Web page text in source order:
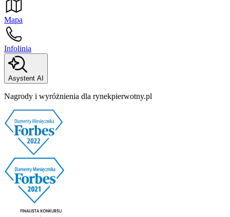
Mapa
Infolinia
Asystent AI
Nagrody i wyróżnienia dla rynekpierwotny.pl